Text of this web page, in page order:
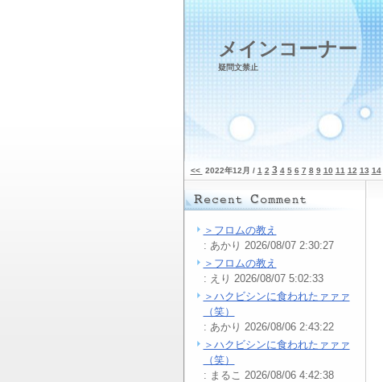
メインコーナー
疑問文禁止
<< 2022年12月 / 1 2 3 4 5 6 7 8 9 10 11 12 13 14
＞フロムの教え
: あかり 2026/08/07 2:30:27
＞フロムの教え
: えり 2026/08/07 5:02:33
＞ハクビシンに食われたァァァ
（笑）
: あかり 2026/08/06 2:43:22
＞ハクビシンに食われたァァァ
（笑）
: まるこ 2026/08/06 4:42:38